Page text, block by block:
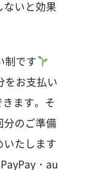
ないと効果
制です
をお支払い
ます。そ
分のご準備
いたします
・au